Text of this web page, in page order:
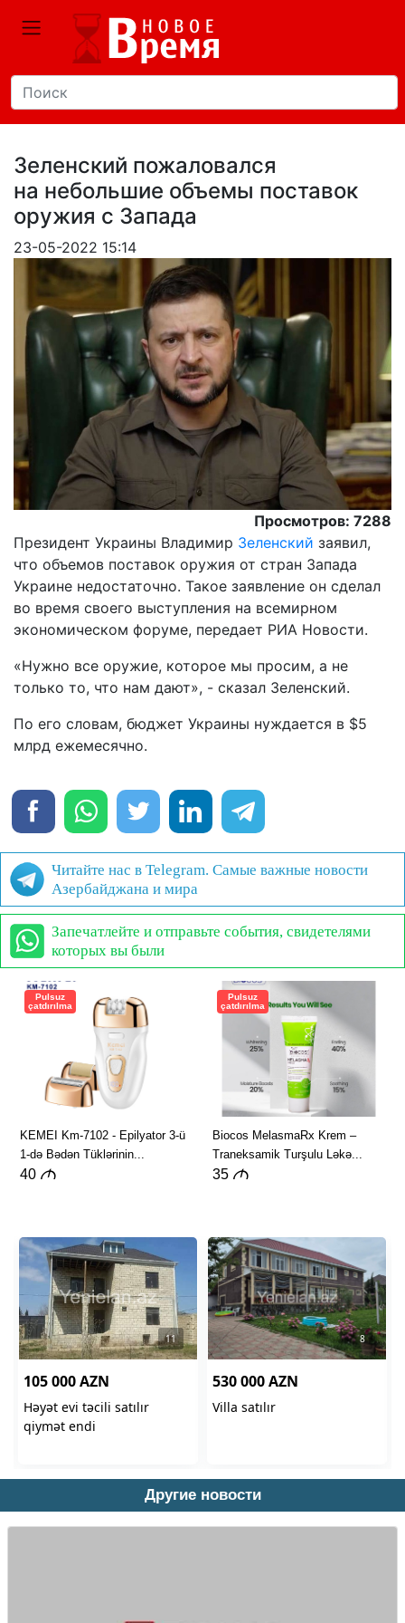
Зеленский пожаловался
на небольшие объемы поставок
оружия с Запада
23-05-2022 15:14
Просмотров: 7288
Президент Украины Владимир Зеленский заявил,
что объемов поставок оружия от стран Запада
Украине недостаточно. Такое заявление он сделал
во время своего выступления на всемирном
экономическом форуме, передает РИА Новости.
«Нужно все оружие, которое мы просим, а не
только то, что нам дают», - сказал Зеленский.
По его словам, бюджет Украины нуждается в $5
млрд ежемесячно.
Читайте нас в Telegram. Самые важные новости
Азербайджана и мира
Запечатлейте и отправьте события, свидетелями
которых вы были
Другие новости